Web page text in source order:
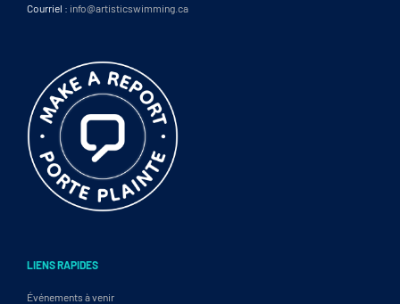
Courriel : info@artisticswimming.ca
LIENS RAPIDES
Événements à venir